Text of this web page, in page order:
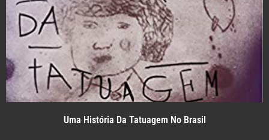
Uma História Da Tatuagem No Brasil